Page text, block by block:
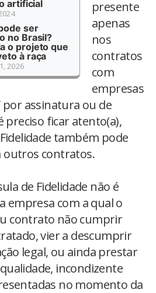
artificial
ser
no Brasil?
o projeto que
à raça
2026
presente
apenas
nos
contratos
com
empresas
por assinatura ou de
preciso ficar atento(a),
também pode
outros contratos.
de Fidelidade não é
empresa com a qual o
contrato não cumprir
vier a descumprir
legal, ou ainda prestar
incondizente
no momento da